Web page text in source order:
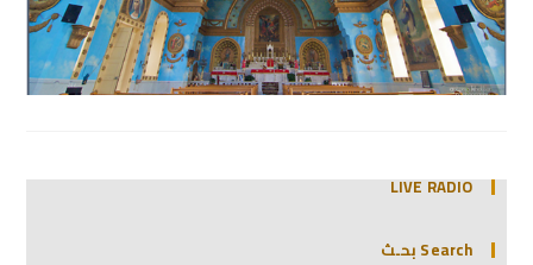
LIVE RADIO
Search بحـث